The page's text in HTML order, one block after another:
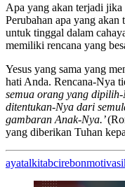
Apa yang akan terjadi
Perubahan apa yang
untuk tinggal dalam
memiliki rencana yang
Yesus yang sama yang
hati Anda. Rencana-Nya
semua orang yang
ditentukan-Nya dari
gambaran Anak-Nya.’
yang diberikan Tuhan
ayatalkitabcirebon